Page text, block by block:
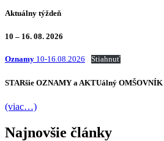
Aktuálny týždeň
10 – 16. 08. 2026
Oznamy 10-16.08.2026 Stiahnuť
STARšie OZNAMY a AKTUálný OMŠOVNÍK
(viac…)
Najnovšie články